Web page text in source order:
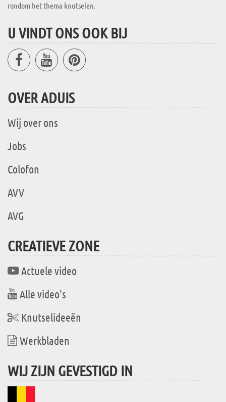
rondom het thema knutselen.
U VINDT ONS OOK BIJ
OVER ADUIS
Wij over ons
Jobs
Colofon
AVV
AVG
CREATIEVE ZONE
Actuele video
Alle video's
Knutselideeën
Werkbladen
WIJ ZIJN GEVESTIGD IN